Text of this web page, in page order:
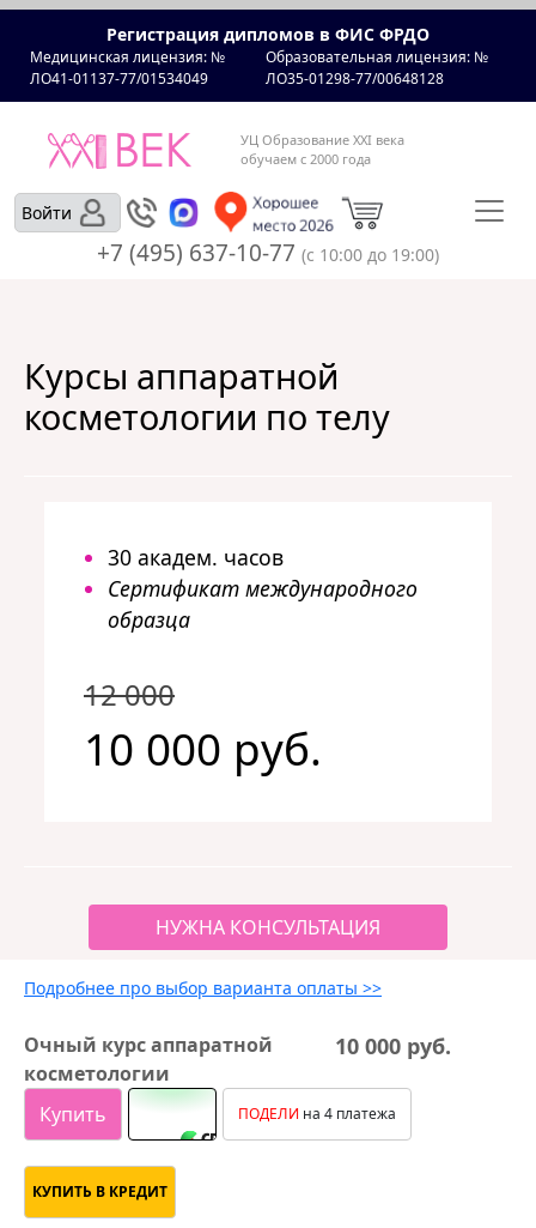
Регистрация дипломов в ФИС ФРДО
Медицинская лицензия: №
ЛО41-01137-77/01534049
Образовательная лицензия: №
ЛО35-01298-77/00648128
УЦ Образование XXI века
обучаем с 2000 года
Войти
+7 (495) 637-10-77 (с 10:00 до 19:00)
Курсы аппаратной
косметологии по телу
30 академ. часов
Сертификат международного
образца
12 000
10 000 руб.
НУЖНА КОНСУЛЬТАЦИЯ
Подробнее про выбор варианта оплаты >>
Очный курс аппаратной
косметологии
10 000 руб.
Купить ПОДЕЛИ на 4 платежа
КУПИТЬ В КРЕДИТ